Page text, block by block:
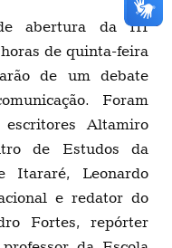
abertura da III
de quinta-feira
de um debate
Foram
Altamiro
de Estudos da
Itararé, Leonardo
e redator do
Fortes, repórter